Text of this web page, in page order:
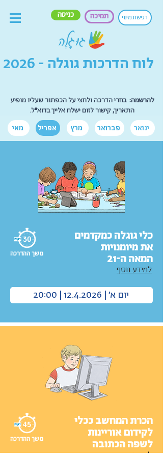
תמיכה רכישת מינוי כניסה
לוח הדרכות גוגלה - 2026
להרשמה: בחרי הדרכה ולחצי על הכפתור שעליו מופיע
התאריך, קישור לזום ישלח אלייך בדוא"ל.
מאי אפריל מרץ פברואר ינואר
כלי גוגלה כמקדמים
את מיומנויות
המאה ה-21
משך ההדרכה
למידע נוסף
יום א׳ | 12.4.2026 | 20:00
הכרת המחשב ככלי
לקידום אוריינות
לשפה הכתובה
משך ההדרכה